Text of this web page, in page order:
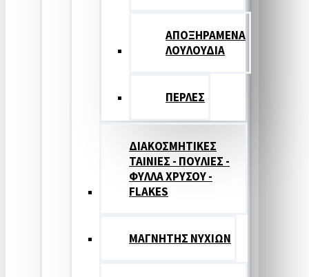
ΑΠΟΞΗΡΑΜΕΝΑ
ΛΟΥΛΟΥΔΙΑ
ΠΕΡΛΕΣ
ΔΙΑΚΟΣΜΗΤΙΚΕΣ
ΤΑΙΝΙΕΣ - ΠΟΥΛΙΕΣ -
ΦΥΛΛΑ ΧΡΥΣΟΥ -
FLAKES
ΜΑΓΝΗΤΗΣ ΝΥΧΙΩΝ